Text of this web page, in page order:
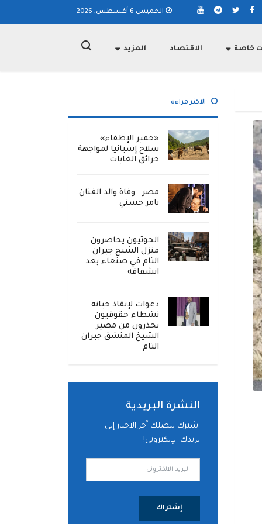
الخميس 6 أغسطس, 2026
خاصة الاقتصاد المزيد
الاكثر قراءة
«حمير الإطفاء»..
سلاح إسبانيا لمواجهة
حرائق الغابات
مصر.. وفاة والد الفنان
تامر حسني
الحوثيون يحاصرون
منزل الشيخ جبران
التام في صنعاء بعد
انشقاقه
دعوات لإنقاذ حياته..
نشطاء حقوقيون
يحذرون من مصير
الشيخ المنشق جبران
التام
النشرة البريدية
اشترك لتصلك آخر الاخبار إلى
بريدك الإلكتروني!
إشتراك